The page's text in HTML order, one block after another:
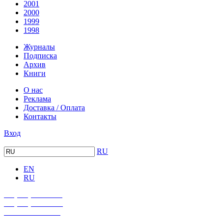
2001
2000
1999
1998
Журналы
Подписка
Архив
Книги
О нас
Реклама
Доставка / Оплата
Контакты
Вход
RU
EN
RU